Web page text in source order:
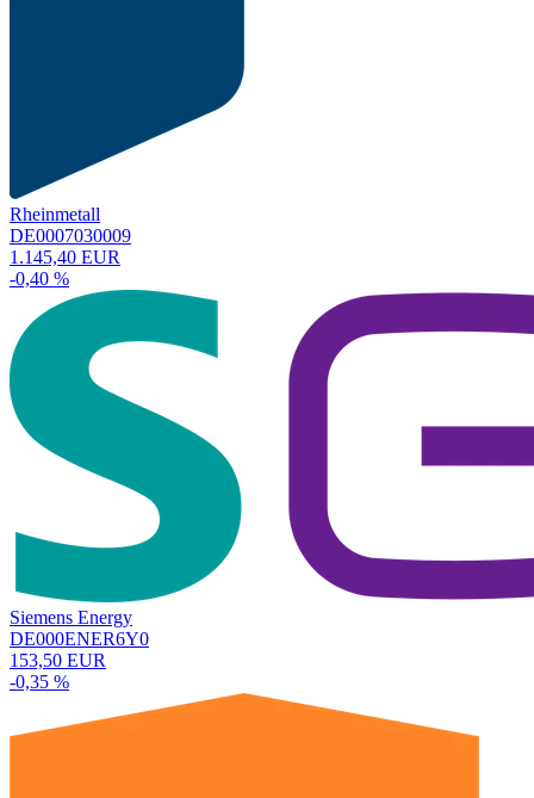
Rheinmetall
DE0007030009
1.145,40 EUR
-0,40 %
Siemens Energy
DE000ENER6Y0
153,50 EUR
-0,35 %